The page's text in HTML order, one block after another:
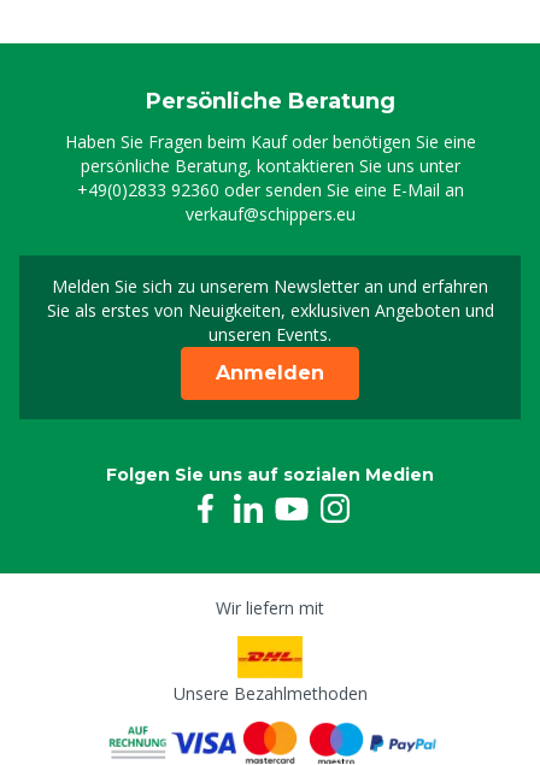
Persönliche Beratung
Haben Sie Fragen beim Kauf oder benötigen Sie eine
persönliche Beratung, kontaktieren Sie uns unter
+49(0)2833 92360 oder senden Sie eine E-Mail an
verkauf@schippers.eu
Melden Sie sich zu unserem Newsletter an und erfahren
Sie als erstes von Neuigkeiten, exklusiven Angeboten und
unseren Events.
Melden Sie sich für
Anmelden
Folgen Sie uns auf sozialen Medien
Wir liefern mit
Unsere Bezahlmethoden